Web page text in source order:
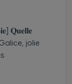
𝐐𝐮𝐞𝐥𝐥𝐞
Galice, jolie